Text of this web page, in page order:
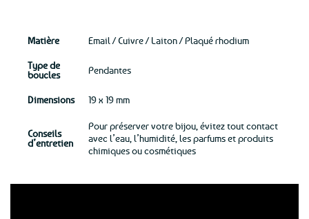
Matière Email / Cuivre / Laiton / Plaqué rhodium
Type de
boucles
Pendantes
Dimensions 19 x 19 mm
Conseils
d’entretien
Pour préserver votre bijou, évitez tout contact
avec l’eau, l’humidité, les parfums et produits
chimiques ou cosmétiques